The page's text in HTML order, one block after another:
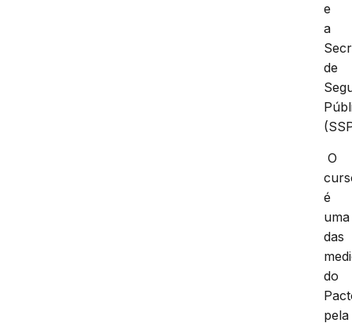
e
a
de
O
é
uma
das
do
pela